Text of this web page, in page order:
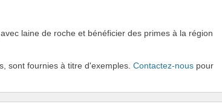
laine de roche et bénéficier des primes à la région
sont fournies à titre d'exemples. Contactez-nous pour